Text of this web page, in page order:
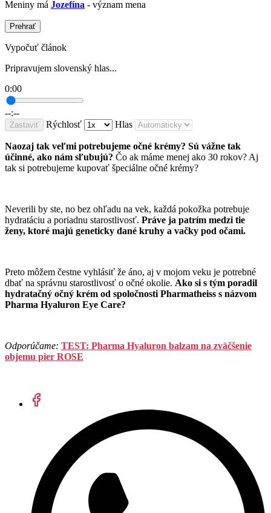
Meniny má Jozefína - význam mena
Prehrať
Vypočuť článok
Pripravujem slovenský hlas...
0:00
--:--
Zastaviť Rýchlosť Hlas
Naozaj tak veľmi potrebujeme očné krémy? Sú vážne tak
účinné, ako nám sľubujú? Čo ak máme menej ako 30 rokov? Aj
tak si potrebujeme kupovať špeciálne očné krémy?
Neverili by ste, no bez ohľadu na vek, každá pokožka potrebuje
hydratáciu a poriadnu starostlivosť. Práve ja patrím medzi tie
ženy, ktoré majú geneticky dané kruhy a vačky pod očami.
Preto môžem čestne vyhlásiť že áno, aj v mojom veku je potrebné
dbať na správnu starostlivosť o očné okolie. Ako si s tým poradil
hydratačný očný krém od spoločnosti Pharmatheiss s názvom
Pharma Hyaluron Eye Care?
Odporúčame: TEST: Pharma Hyaluron balzam na zväčšenie
objemu pier ROSE